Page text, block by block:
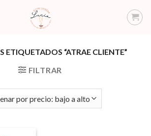
ETIQUETADOS “ATRAE CLIENTE”
FILTRAR